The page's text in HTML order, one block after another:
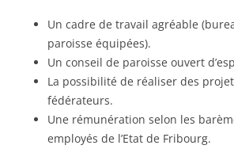
Un cadre de travail agréable
paroisse équipées).
Un conseil de paroisse ouvert
La possibilité de réaliser des
fédérateurs.
Une rémunération selon les
employés de l’Etat de Fribourg.